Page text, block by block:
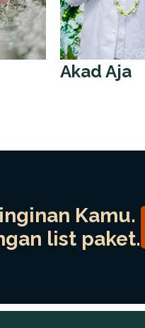
Akad Aja
Kamu.
list paket.